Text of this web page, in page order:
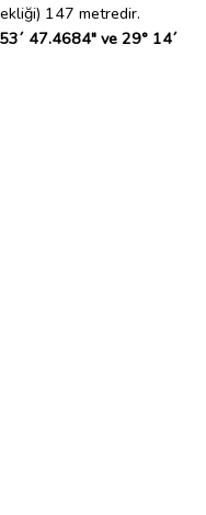
147 metredir.
47.4684" ve 29° 14´